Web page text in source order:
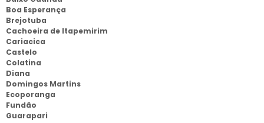
Boa Esperança
Brejotuba
Cachoeira de Itapemirim
Cariacica
Castelo
Colatina
Diana
Domingos Martins
Ecoporanga
Fundão
Guarapari